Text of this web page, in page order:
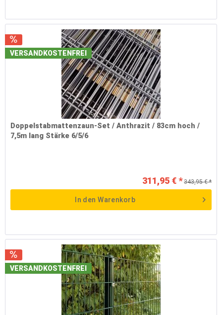
VERSANDKOSTENFREI
Doppelstabmattenzaun-Set / Anthrazit / 83cm hoch /
7,5m lang Stärke 6/5/6
311,95 € * 343,95 € *
In den Warenkorb
VERSANDKOSTENFREI